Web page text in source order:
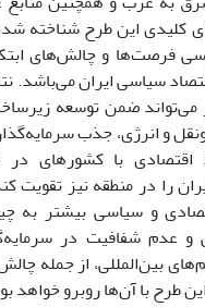
کلیدی این طرح شناخته
فرصت‌ها و چالش‌های
سیاسی ایران می‌باشد.
می‌تواند ضمن توسعه
و انرژی، جذب
اقتصادی با کشورهای در
را در منطقه نیز تقویت
و سیاسی بیشتر به
و عدم شفافیت در
بین‌المللی، از جمله
طرح با آن‌ها روبرو خواهد